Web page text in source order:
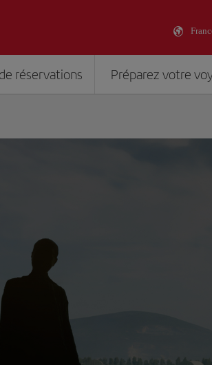
réservations Préparez votre